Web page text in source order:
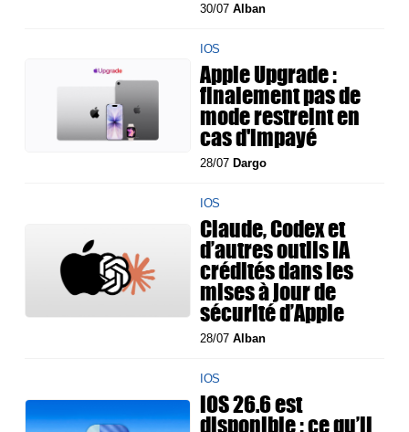
30/07Alban
IOS
Apple Upgrade :
finalement pas de
mode restreint en
cas d'impayé
28/07 Dargo
IOS
Claude, Codex et
d’autres outils IA
crédités dans les
mises à jour de
sécurité d’Apple
28/07Alban
IOS
iOS 26.6 est
disponible : ce qu’il